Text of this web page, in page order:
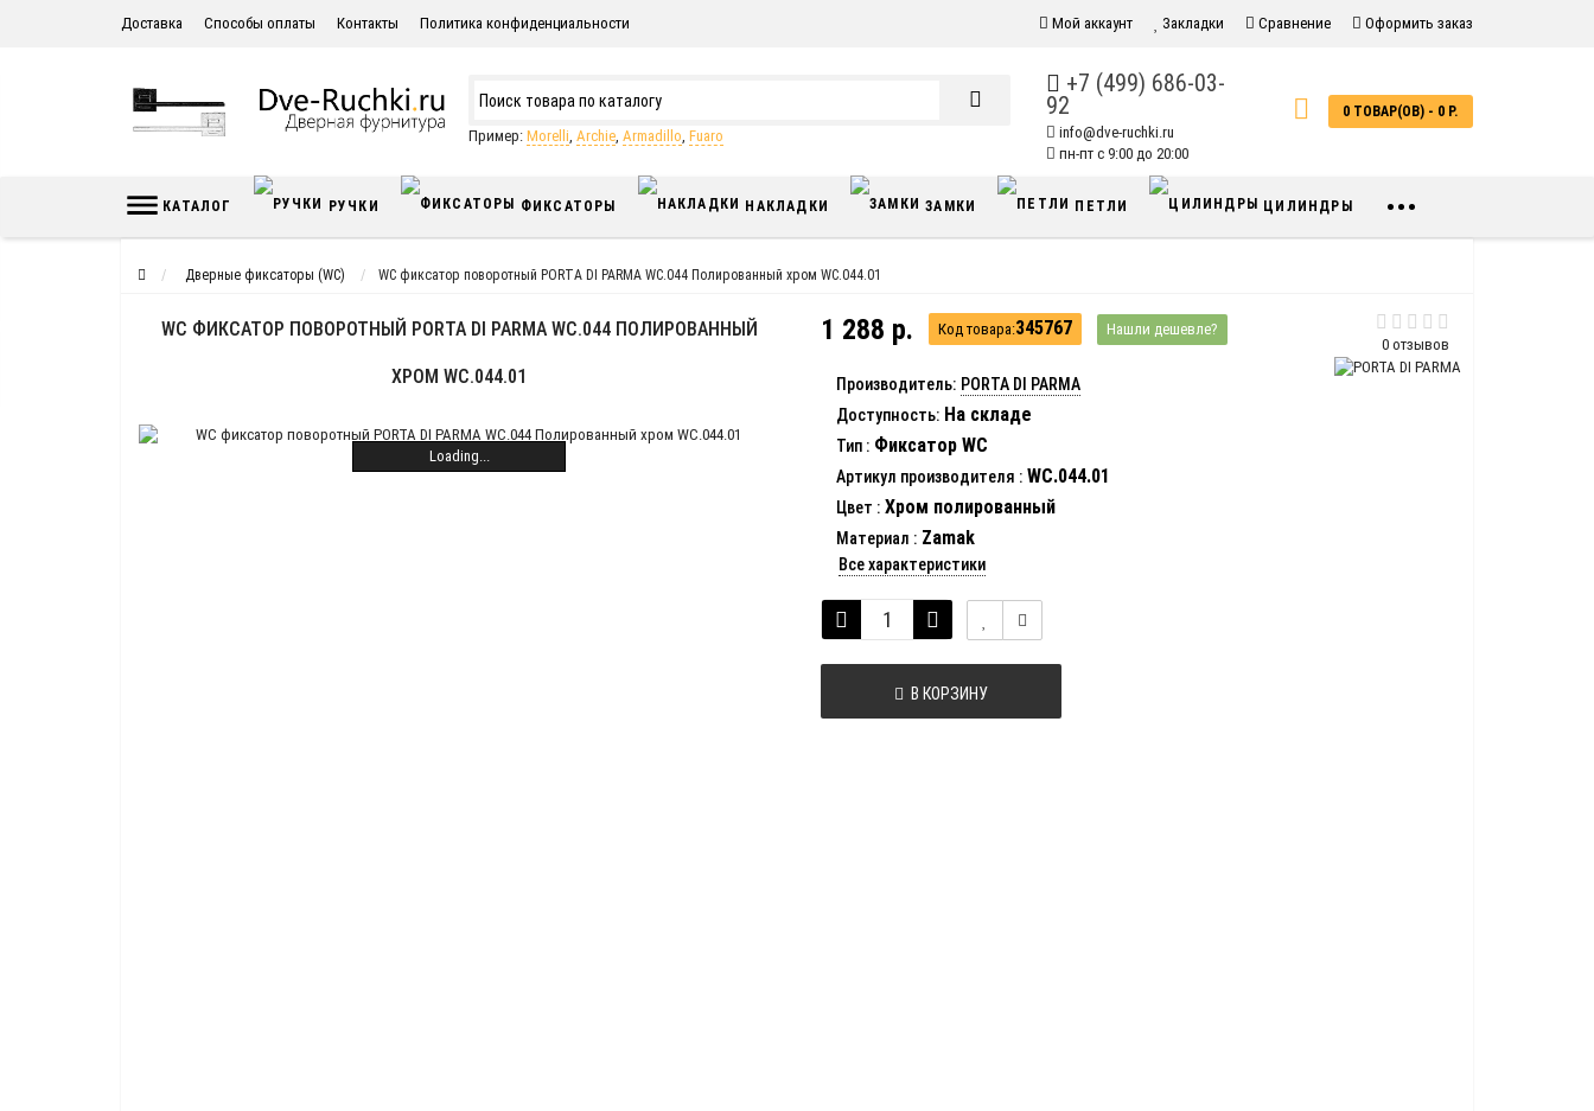
Доставка Способы оплаты Контакты Политика конфиденциальности Мой аккаунт Закладки Сравнение Оформить заказ
Пример: Morelli, Archie, Armadillo, Fuaro
+7 (499) 686-03-
92
info@dve-ruchki.ru
пн-пт с 9:00 до 20:00
0 ТОВАР(ОВ) - 0 Р.
КАТАЛОГ РУЧКИ ФИКСАТОРЫ НАКЛАДКИ ЗАМКИ ПЕТЛИ ЦИЛИНДРЫ •••
Дверные фиксаторы (WC) WC фиксатор поворотный PORTA DI PARMA WC.044 Полированный хром WC.044.01
WC ФИКСАТОР ПОВОРОТНЫЙ PORTA DI PARMA WC.044 ПОЛИРОВАННЫЙ
ХРОМ WC.044.01
Loading...
0 отзывов
1 288 р. Код товара:345767 Нашли дешевле?
Производитель: PORTA DI PARMA
Доступность: На складе
Тип : Фиксатор WC
Артикул производителя : WC.044.01
Цвет : Хром полированный
Материал : Zamak
Все характеристики
В КОРЗИНУ